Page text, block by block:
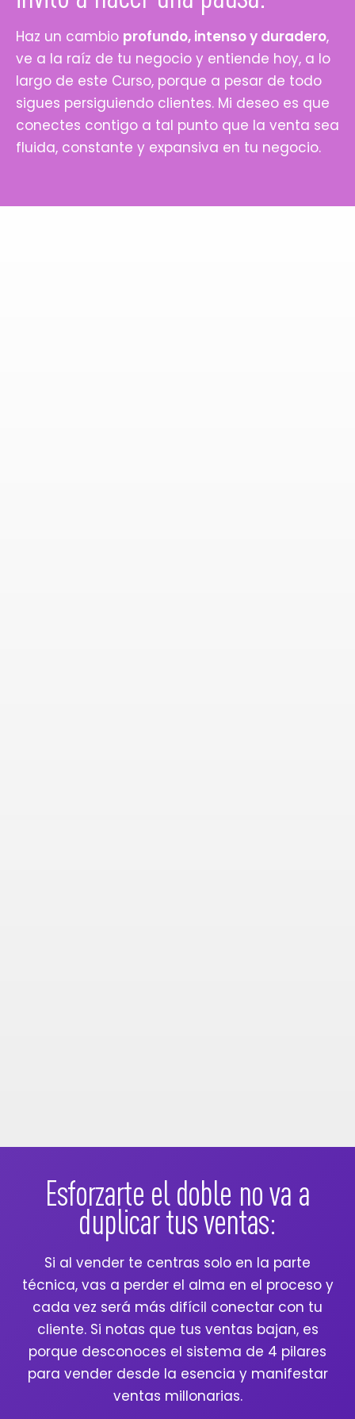
Haz un cambio profundo, intenso y duradero,
ve a la raíz de tu negocio y entiende hoy, a lo
largo de este Curso, porque a pesar de todo
sigues persiguiendo clientes. Mi deseo es que
conectes contigo a tal punto que la venta sea
fluida, constante y expansiva en tu negocio.
Esforzarte el doble no va a
duplicar tus ventas:
Si al vender te centras solo en la parte
técnica, vas a perder el alma en el proceso y
cada vez será más difícil conectar con tu
cliente. Si notas que tus ventas bajan, es
porque desconoces el sistema de 4 pilares
para vender desde la esencia y manifestar
ventas millonarias.